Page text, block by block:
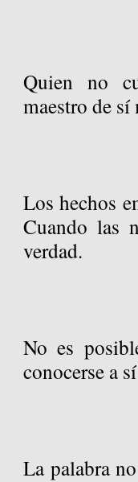
Quien no
maestro de
Los hechos
Cuando las
verdad.
No es
conocerse a
La palabra